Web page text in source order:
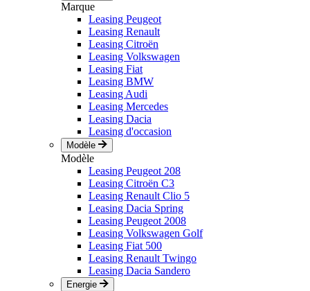
Marque
Leasing Peugeot
Leasing Renault
Leasing Citroën
Leasing Volkswagen
Leasing Fiat
Leasing BMW
Leasing Audi
Leasing Mercedes
Leasing Dacia
Leasing d'occasion
Modèle
Modèle
Leasing Peugeot 208
Leasing Citroën C3
Leasing Renault Clio 5
Leasing Dacia Spring
Leasing Peugeot 2008
Leasing Volkswagen Golf
Leasing Fiat 500
Leasing Renault Twingo
Leasing Dacia Sandero
Energie